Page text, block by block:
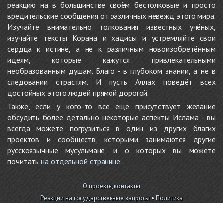
реакцию на в большинстве своём бестолковые и просто
вредительские сообщения от различных невежд этого мира.
Изучайте внимательно толкования известных учёных,
изучайте тексты Корана и хадисы и устремляйте свои
сердца к истине, а не к различным новоизобретённым
идеям, которые кажутся привлекательными
необразованным душам. Благо - в глубоком знании, а не в
следовании страстям. И пусть Аллах поведёт всех
достойных этого людей прямой дорогой.
Также, если у кого-то всё ещё присутствует желание
обсудить более детально некоторые аспекты Ислама - вы
всегда можете погрузиться в один из других благих
проектов и сообществ, которыми занимаются другие
русскоязычные мусульмане, и о которых вы можете
почитатьна отдельной странице.
О проекте, контакты
Реакции на государственные запросы • Политика